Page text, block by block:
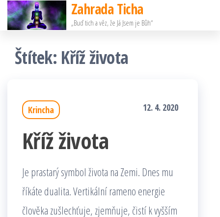
Přeskočit
na
obsah
Zahrada Ticha
„Buď tich a věz, že Já Jsem je Bůh“
Štítek: Kříž života
Krincha 12. 4. 2020
Kříž života
Je prastarý symbol života na Zemi. Dnes mu
říkáte dualita. Vertikální rameno energie
člověka zušlechťuje, zjemňuje, čistí k vyšším